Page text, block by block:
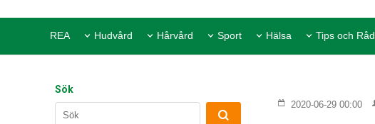
REA Hudvård Hårvård Sport Hälsa Tips och Råd
Sök
2020-06-29 00:00